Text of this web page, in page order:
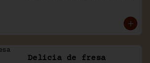
Delicia de fresa